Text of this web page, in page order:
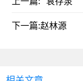
下一篇:赵林源